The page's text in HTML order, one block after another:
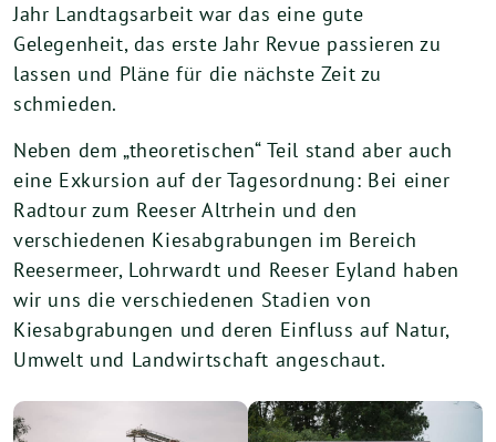
Jahr Landtagsarbeit war das eine gute
Gelegenheit, das erste Jahr Revue passieren zu
lassen und Pläne für die nächste Zeit zu
schmieden.
Neben dem „theoretischen“ Teil stand aber auch
eine Exkursion auf der Tagesordnung: Bei einer
Radtour zum Reeser Altrhein und den
verschiedenen Kiesabgrabungen im Bereich
Reesermeer, Lohrwardt und Reeser Eyland haben
wir uns die verschiedenen Stadien von
Kiesabgrabungen und deren Einfluss auf Natur,
Umwelt und Landwirtschaft angeschaut.